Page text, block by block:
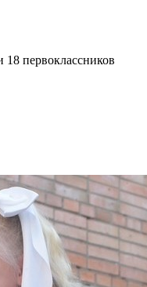
первоклассников